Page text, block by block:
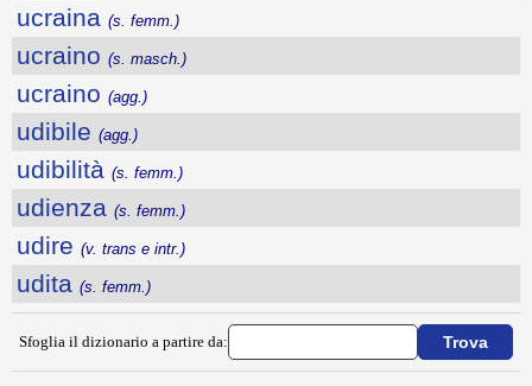
ucraina (s. femm.)
ucraino (s. masch.)
ucraino (agg.)
udibile (agg.)
udibilità (s. femm.)
udienza (s. femm.)
udire (v. trans e intr.)
udita (s. femm.)
Sfoglia il dizionario a partire da: